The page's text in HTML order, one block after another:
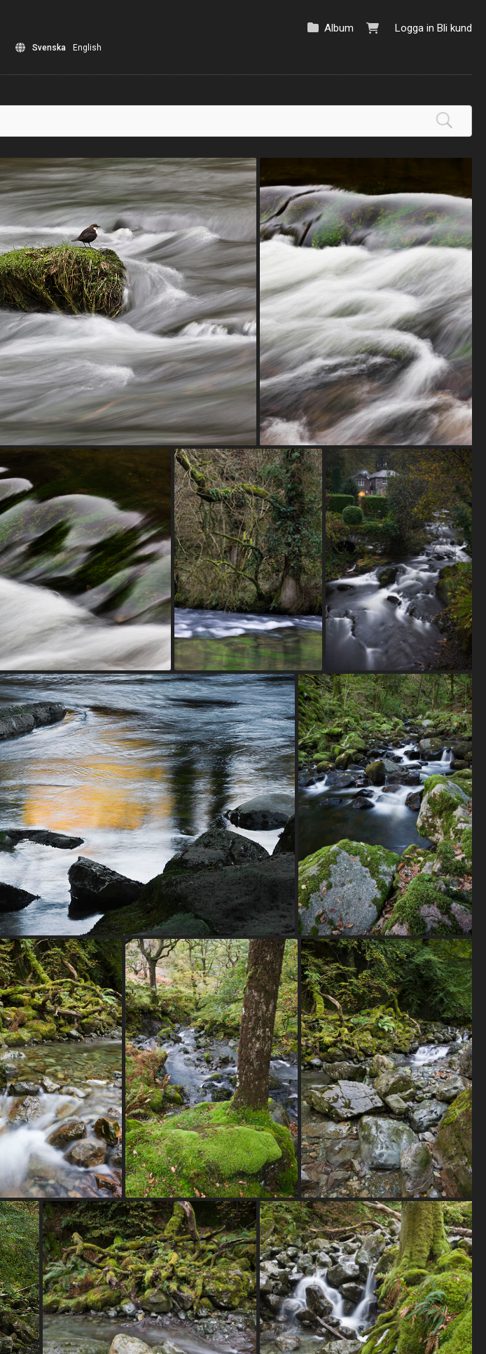
Logga in Bli kund
Album
Svenska English